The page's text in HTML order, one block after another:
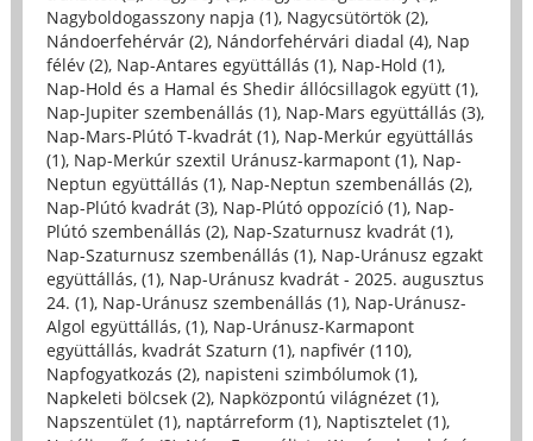
Nagyboldogasszony napja (1), Nagycsütörtök (2),
Nándoerfehérvár (2), Nándorfehérvári diadal (4), Nap
félév (2), Nap-Antares együttállás (1), Nap-Hold (1),
Nap-Hold és a Hamal és Shedir állócsillagok együtt (1),
Nap-Jupiter szembenállás (1), Nap-Mars együttállás (3),
Nap-Mars-Plútó T-kvadrát (1), Nap-Merkúr együttállás
(1), Nap-Merkúr szextil Uránusz-karmapont (1), Nap-
Neptun együttállás (1), Nap-Neptun szembenállás (2),
Nap-Plútó kvadrát (3), Nap-Plútó oppozíció (1), Nap-
Plútó szembenállás (2), Nap-Szaturnusz kvadrát (1),
Nap-Szaturnusz szembenállás (1), Nap-Uránusz egzakt
együttállás, (1), Nap-Uránusz kvadrát - 2025. augusztus
24. (1), Nap-Uránusz szembenállás (1), Nap-Uránusz-
Algol együttállás, (1), Nap-Uránusz-Karmapont
együttállás, kvadrát Szaturn (1), napfivér (110),
Napfogyatkozás (2), napisteni szimbólumok (1),
Napkeleti bölcsek (2), Napközpontú világnézet (1),
Napszentület (1), naptárreform (1), Naptisztelet (1),